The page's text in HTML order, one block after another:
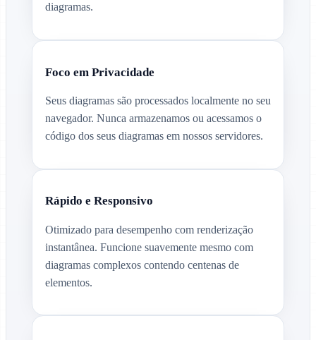
diagramas.
Foco em Privacidade
Seus diagramas são processados localmente no seu
navegador. Nunca armazenamos ou acessamos o
código dos seus diagramas em nossos servidores.
Rápido e Responsivo
Otimizado para desempenho com renderização
instantânea. Funcione suavemente mesmo com
diagramas complexos contendo centenas de
elementos.